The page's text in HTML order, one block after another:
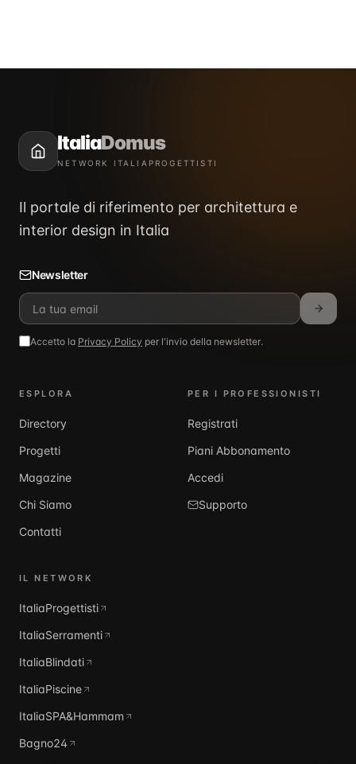
ItaliaDomus
NETWORK ITALIAPROGETTISTI
Il portale di riferimento per architettura e
interior design in Italia
Newsletter
Accetto la Privacy Policy per l'invio della newsletter.
ESPLORA
Directory
Progetti
Magazine
Chi Siamo
Contatti
PER I PROFESSIONISTI
Registrati
Piani Abbonamento
Accedi
Supporto
IL NETWORK
ItaliaProgettisti
ItaliaSerramenti
ItaliaBlindati
ItaliaPiscine
ItaliaSPA&Hammam
Bagno24